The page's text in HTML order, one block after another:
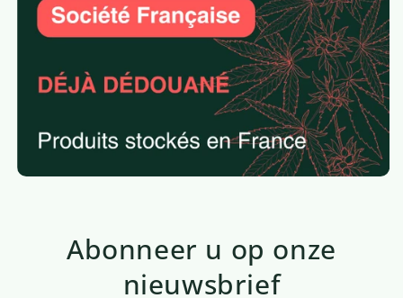
Abonneer u op onze
nieuwsbrief